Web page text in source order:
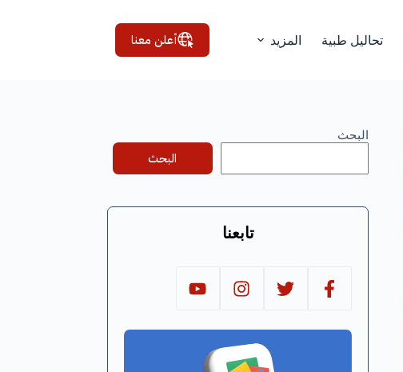
تحاليل طبية المزيد أعلن معنا
البحث
البحث
تابعنا